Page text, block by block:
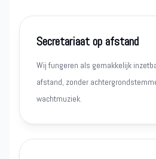
Secretariaat op afstand
Wij fungeren als gemakkelijk
afstand, zonder
wachtmuziek.